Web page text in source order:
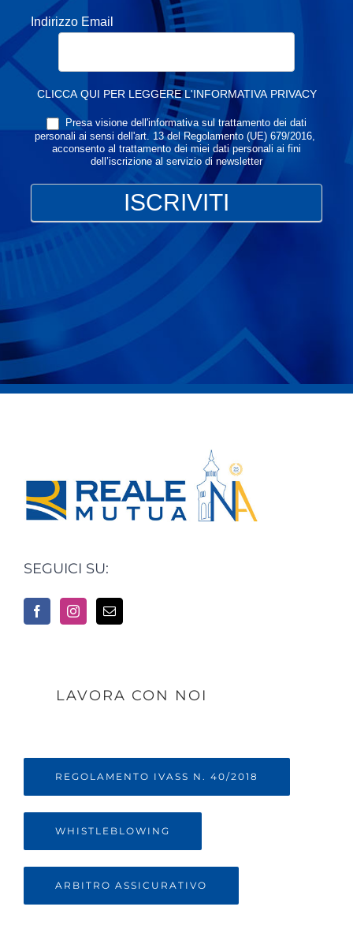
Indirizzo Email
CLICCA QUI PER LEGGERE L'INFORMATIVA PRIVACY
Presa visione dell'informativa sul trattamento dei dati
personali ai sensi dell'art. 13 del Regolamento (UE) 679/2016,
acconsento al trattamento dei miei dati personali ai fini
dell’iscrizione al servizio di newsletter
SEGUICI SU:
LAVORA CON NOI
REGOLAMENTO IVASS N. 40/2018
WHISTLEBLOWING
ARBITRO ASSICURATIVO